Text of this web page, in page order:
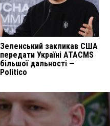
Зеленський закликав США
передати Україні ATACMS
більшої дальності —
Politico